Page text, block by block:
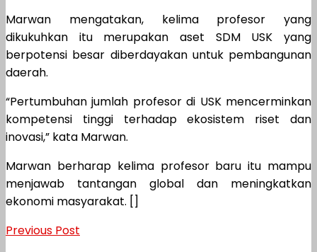
Marwan mengatakan, kelima profesor yang
dikukuhkan itu merupakan aset SDM USK yang
berpotensi besar diberdayakan untuk pembangunan
daerah.
“Pertumbuhan jumlah profesor di USK mencerminkan
kompetensi tinggi terhadap ekosistem riset dan
inovasi,” kata Marwan.
Marwan berharap kelima profesor baru itu mampu
menjawab tantangan global dan meningkatkan
ekonomi masyarakat. []
Previous Post